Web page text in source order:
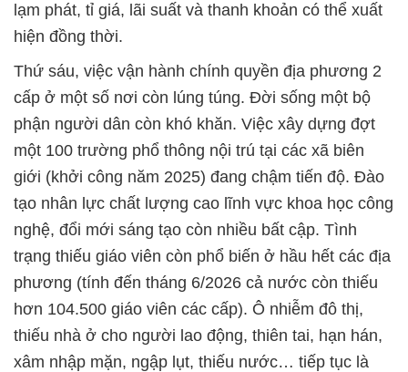
lạm phát, tỉ giá, lãi suất và thanh khoản có thể xuất
hiện đồng thời.
Thứ sáu, việc vận hành chính quyền địa phương 2
cấp ở một số nơi còn lúng túng. Đời sống một bộ
phận người dân còn khó khăn. Việc xây dựng đợt
một 100 trường phổ thông nội trú tại các xã biên
giới (khởi công năm 2025) đang chậm tiến độ. Đào
tạo nhân lực chất lượng cao lĩnh vực khoa học công
nghệ, đổi mới sáng tạo còn nhiều bất cập. Tình
trạng thiếu giáo viên còn phổ biến ở hầu hết các địa
phương (tính đến tháng 6/2026 cả nước còn thiếu
hơn 104.500 giáo viên các cấp). Ô nhiễm đô thị,
thiếu nhà ở cho người lao động, thiên tai, hạn hán,
xâm nhập mặn, ngập lụt, thiếu nước… tiếp tục là